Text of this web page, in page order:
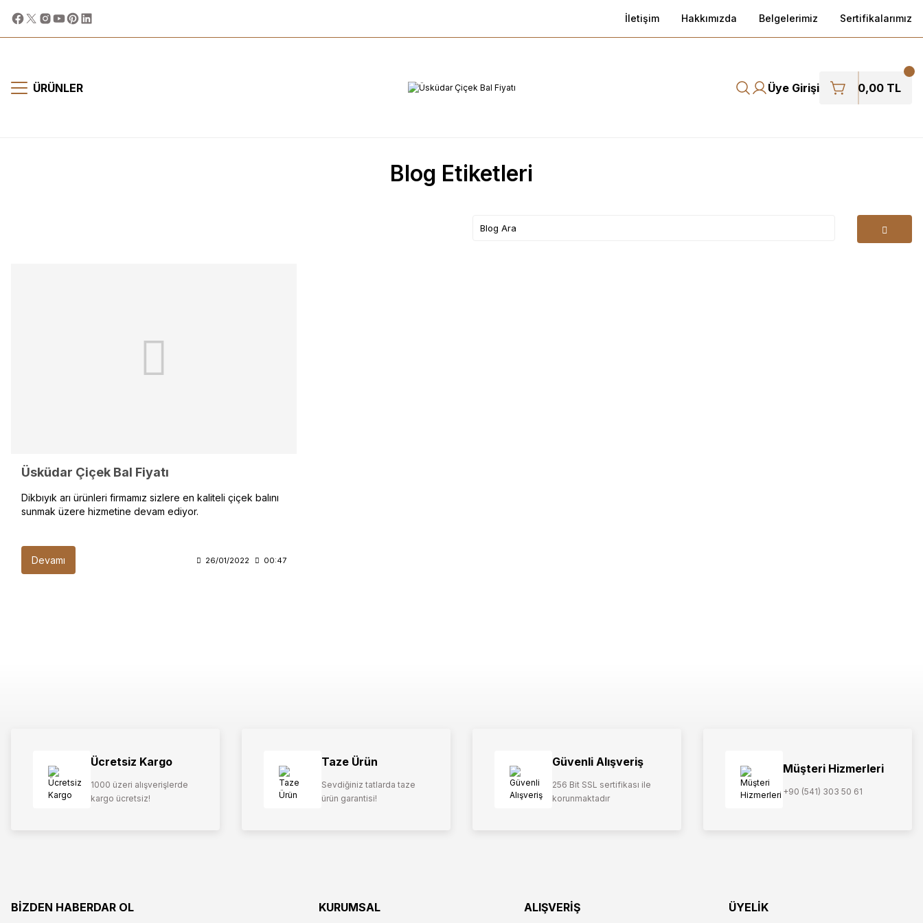
İletişim Hakkımızda Belgelerimiz Sertifikalarımız
ÜRÜNLER Üye Girişi 0,00 TL
Blog Etiketleri
Üsküdar Çiçek Bal Fiyatı
Dikbıyık arı ürünleri firmamız sizlere en kaliteli çiçek balını
sunmak üzere hizmetine devam ediyor.
Devamı 26/01/2022 00:47
Ücretsiz Kargo
1000 üzeri alışverişlerde
kargo ücretsiz!
Taze Ürün
Sevdiğiniz tatlarda taze
ürün garantisi!
Güvenli Alışveriş
256 Bit SSL sertifikası ile
korunmaktadır
Müşteri Hizmerleri
+90 (541) 303 50 61
BİZDEN HABERDAR OL KURUMSAL ALIŞVERİŞ ÜYELİK